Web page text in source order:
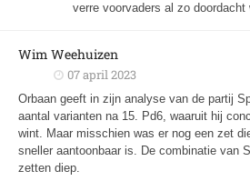
verre voorvaders al zo doordacht
Wim Weehuizen
07 april 2023
Orbaan geeft in zijn analyse van de partij
aantal varianten na 15. Pd6, waaruit hij
wint. Maar misschien was er nog een zet
sneller aantoonbaar is. De combinatie van
zetten diep.